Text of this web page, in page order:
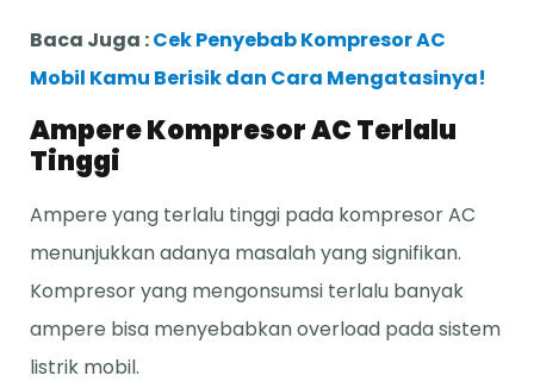
Baca Juga :Cek Penyebab Kompresor AC
Mobil Kamu Berisik dan Cara Mengatasinya!
Ampere Kompresor AC Terlalu
Tinggi
Ampere yang terlalu tinggi pada kompresor AC
menunjukkan adanya masalah yang signifikan.
Kompresor yang mengonsumsi terlalu banyak
ampere bisa menyebabkan overload pada sistem
listrik mobil.